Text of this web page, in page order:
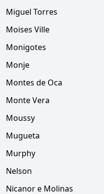
Miguel Torres
Moises Ville
Monigotes
Monje
Montes de Oca
Monte Vera
Moussy
Mugueta
Murphy
Nelson
Nicanor e Molinas